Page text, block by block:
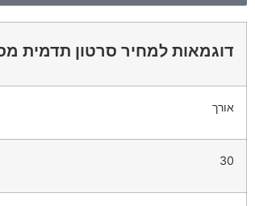
דוגמאות למחיר סרטון תדמית
אורך
30